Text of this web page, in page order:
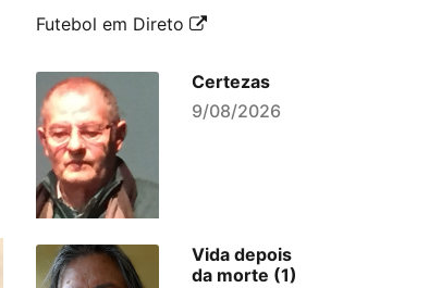
Futebol em Direto
Certezas
9/08/2026
Vida depois
da morte (1)